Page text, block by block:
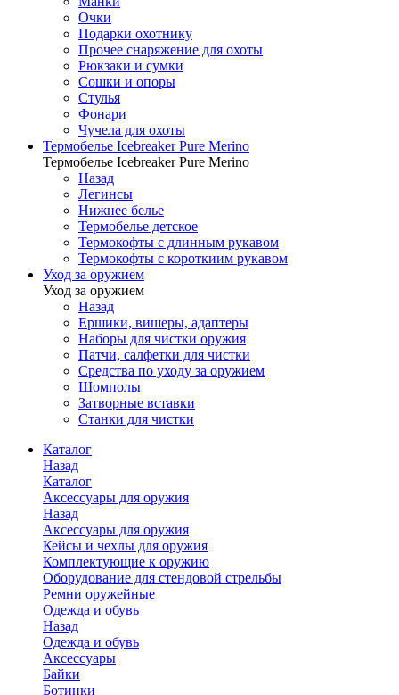
Очки
Подарки охотнику
Прочее снаряжение для охоты
Рюкзаки и сумки
Сошки и опоры
Стулья
Фонари
Чучела для охоты
Термобелье Icebreaker Pure Merino
Термобелье Icebreaker Pure Merino
Назад
Легинсы
Нижнее белье
Термобелье детское
Термокофты с длинным рукавом
Термокофты с короткиим рукавом
Уход за оружием
Уход за оружием
Назад
Ершики, вишеры, адаптеры
Наборы для чистки оружия
Патчи, салфетки для чистки
Средства по уходу за оружием
Шомполы
Затворные вставки
Станки для чистки
Каталог
Назад
Каталог
Аксессуары для оружия
Назад
Аксессуары для оружия
Кейсы и чехлы для оружия
Комплектующие к оружию
Оборудование для стендовой стрельбы
Ремни оружейные
Одежда и обувь
Назад
Одежда и обувь
Аксессуары
Байки
Ботинки